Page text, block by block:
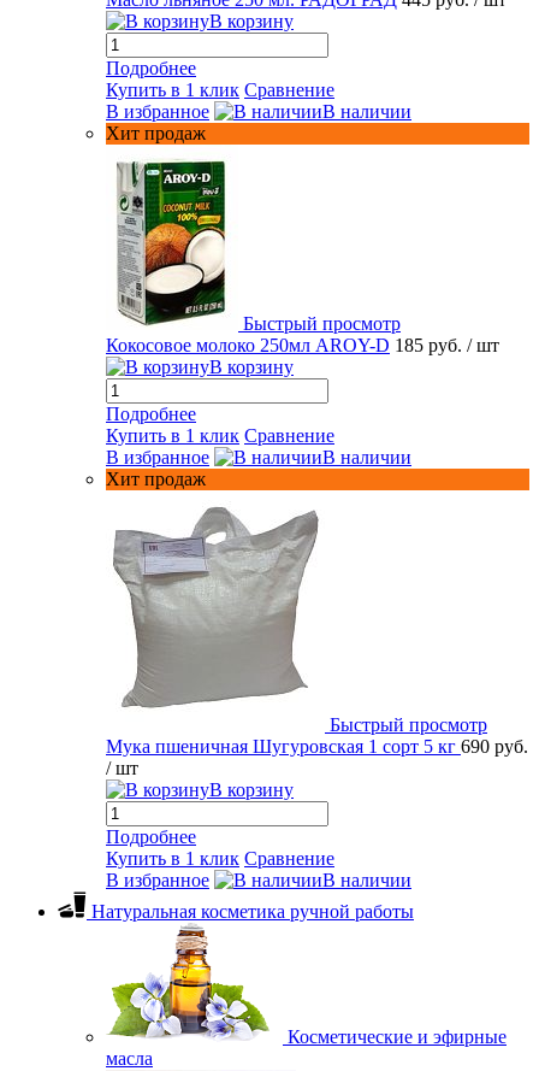
В корзину
Подробнее
Купить в 1 клик Сравнение
В избранное
В наличии
Хит продаж
Быстрый просмотр
Кокосовое молоко 250мл AROY-D 185 руб. / шт
В корзину
Подробнее
Купить в 1 клик Сравнение
В избранное
В наличии
Хит продаж
Быстрый просмотр
Мука пшеничная Шугуровская 1 сорт 5 кг 690 руб.
/ шт
В корзину
Подробнее
Купить в 1 клик Сравнение
В избранное
В наличии
Натуральная косметика ручной работы
Косметические и эфирные
масла